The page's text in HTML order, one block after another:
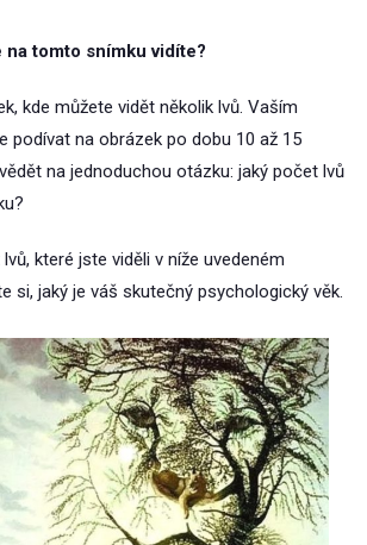
na tomto snímku vidíte?
kde můžete vidět několik lvů. Vaším
podívat na obrázek po dobu 10 až 15
na jednoduchou otázku: jaký počet lvů
které jste viděli v níže uvedeném
si, jaký je váš skutečný psychologický věk.